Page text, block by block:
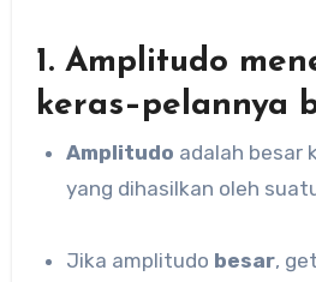
1. Amplitudo
keras–pelannya
Amplitudo adalah besar
yang dihasilkan oleh
Jika amplitudo besar,